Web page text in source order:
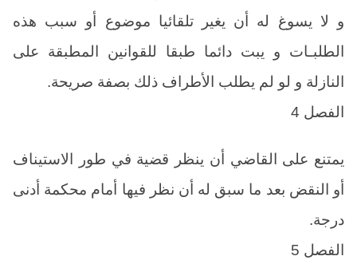
و لا يسوغ له أن يغير تلقائيا موضوع أو سبب هذه
الطلبـات و يبت دائما طبقا للقوانين المطبقة على
النازلة و لو لم يطلب الأطراف ذلك بصفة صريحة.
الفصل 4
يمتنع على القاضي أن ينظر قضية في طور الاستيناف
أو النقض بعد ما سبق له أن نظر فيها أمام محكمة أدنى
درجة.
الفصل 5